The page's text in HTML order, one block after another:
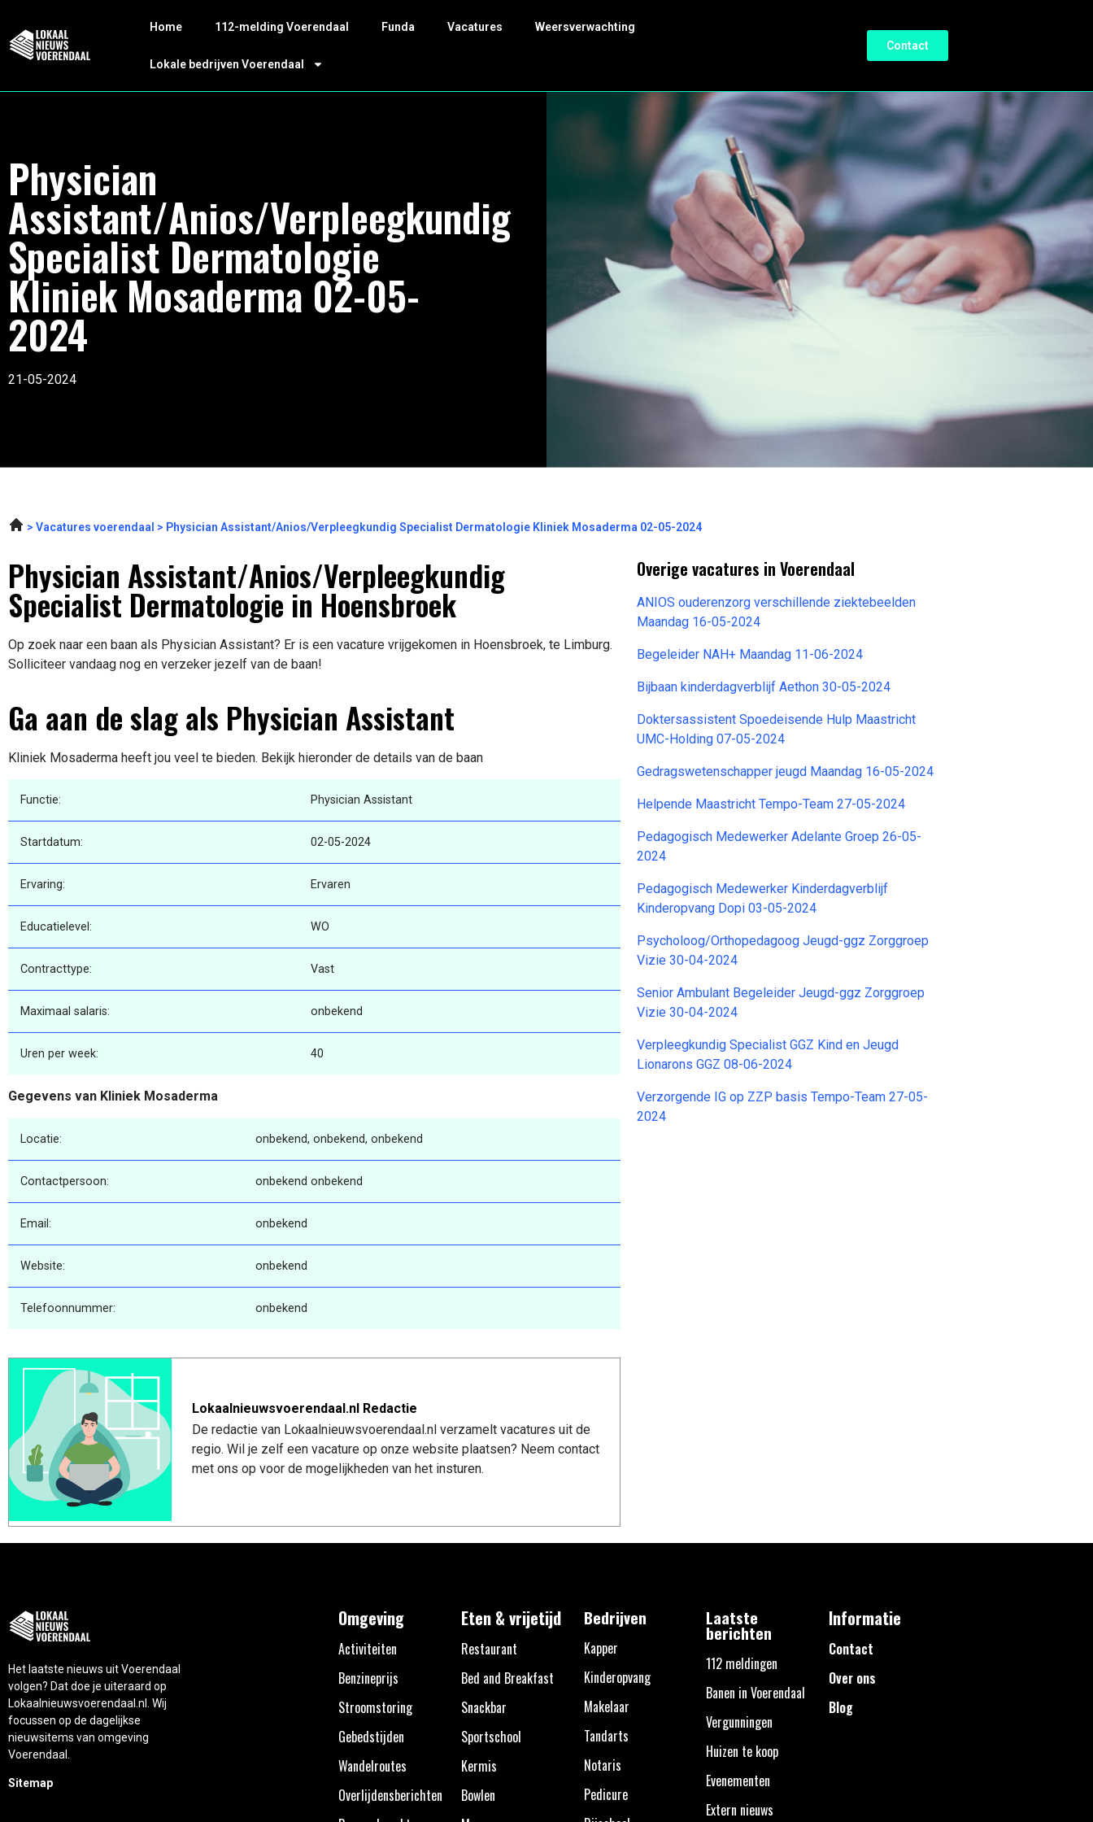
Home 112-melding Voerendaal Funda Vacatures Weersverwachting
Lokale bedrijven Voerendaal
Contact
Physician
Assistant/Anios/Verpleegkundig
Specialist Dermatologie
Kliniek Mosaderma 02-05-
2024
21-05-2024
Vacatures voerendaal Physician Assistant/Anios/Verpleegkundig Specialist Dermatologie Kliniek Mosaderma 02-05-2024
Physician Assistant/Anios/Verpleegkundig
Specialist Dermatologie in Hoensbroek
Op zoek naar een baan als Physician Assistant? Er is een vacature vrijgekomen in Hoensbroek, te Limburg.
Solliciteer vandaag nog en verzeker jezelf van de baan!
Ga aan de slag als Physician Assistant
Kliniek Mosaderma heeft jou veel te bieden. Bekijk hieronder de details van de baan
Functie: Physician Assistant
Startdatum: 02-05-2024
Ervaring: Ervaren
Educatielevel: WO
Contracttype: Vast
Maximaal salaris: onbekend
Uren per week: 40
Gegevens van Kliniek Mosaderma
Locatie: onbekend, onbekend, onbekend
Contactpersoon: onbekend onbekend
Email: onbekend
Website: onbekend
Telefoonnummer: onbekend
Lokaalnieuwsvoerendaal.nl Redactie
De redactie van Lokaalnieuwsvoerendaal.nl verzamelt vacatures uit de
regio. Wil je zelf een vacature op onze website plaatsen? Neem contact
met ons op voor de mogelijkheden van het insturen.
Overige vacatures in Voerendaal
ANIOS ouderenzorg verschillende ziektebeelden
Maandag 16-05-2024
Begeleider NAH+ Maandag 11-06-2024
Bijbaan kinderdagverblijf Aethon 30-05-2024
Doktersassistent Spoedeisende Hulp Maastricht
UMC-Holding 07-05-2024
Gedragswetenschapper jeugd Maandag 16-05-2024
Helpende Maastricht Tempo-Team 27-05-2024
Pedagogisch Medewerker Adelante Groep 26-05-
2024
Pedagogisch Medewerker Kinderdagverblijf
Kinderopvang Dopi 03-05-2024
Psycholoog/Orthopedagoog Jeugd-ggz Zorggroep
Vizie 30-04-2024
Senior Ambulant Begeleider Jeugd-ggz Zorggroep
Vizie 30-04-2024
Verpleegkundig Specialist GGZ Kind en Jeugd
Lionarons GGZ 08-06-2024
Verzorgende IG op ZZP basis Tempo-Team 27-05-
2024
Het laatste nieuws uit Voerendaal
volgen? Dat doe je uiteraard op
Lokaalnieuwsvoerendaal.nl. Wij
focussen op de dagelijkse
nieuwsitems van omgeving
Voerendaal.
Sitemap
Omgeving
Activiteiten
Benzineprijs
Stroomstoring
Gebedstijden
Wandelroutes
Overlijdensberichten
Eten & vrijetijd
Restaurant
Bed and Breakfast
Snackbar
Sportschool
Kermis
Bowlen
Bedrijven
Kapper
Kinderopvang
Makelaar
Tandarts
Notaris
Pedicure
Laatste
berichten
112 meldingen
Banen in Voerendaal
Vergunningen
Huizen te koop
Evenementen
Extern nieuws
Informatie
Contact
Over ons
Blog